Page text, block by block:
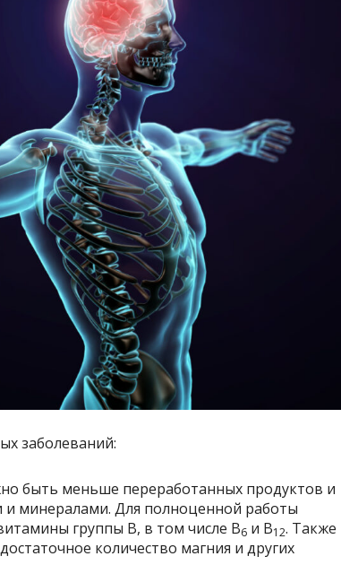
заболеваний:
быть меньше переработанных продуктов и
минералами. Для полноценной работы
группы В, в том числе В6 и В12. Также
количество магния и других